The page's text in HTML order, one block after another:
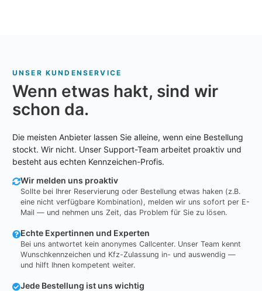
UNSER KUNDENSERVICE
Wenn etwas hakt, sind wir
schon da.
Die meisten Anbieter lassen Sie alleine, wenn eine Bestellung
stockt. Wir nicht. Unser Support-Team arbeitet proaktiv und
besteht aus echten Kennzeichen-Profis.
Wir melden uns proaktiv
Sollte bei Ihrer Reservierung oder Bestellung etwas haken (z.B.
eine nicht verfügbare Kombination), melden wir uns sofort per E-
Mail — und nehmen uns Zeit, das Problem für Sie zu lösen.
Echte Expertinnen und Experten
Bei uns antwortet kein anonymes Callcenter. Unser Team kennt
Wunschkennzeichen und Kfz-Zulassung in- und auswendig —
und hilft Ihnen kompetent weiter.
Jede Bestellung ist uns wichtig